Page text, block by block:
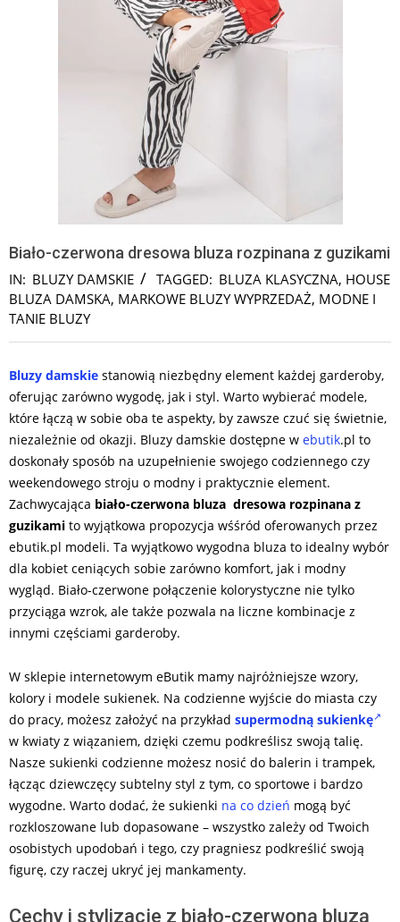
Biało-czerwona dresowa bluza rozpinana z guzikami
IN: BLUZY DAMSKIE TAGGED: BLUZA KLASYCZNA, HOUSE
BLUZA DAMSKA, MARKOWE BLUZY WYPRZEDAŻ, MODNE I
TANIE BLUZY
Bluzy damskie stanowią niezbędny element każdej garderoby,
oferując zarówno wygodę, jak i styl. Warto wybierać modele,
które łączą w sobie oba te aspekty, by zawsze czuć się świetnie,
niezależnie od okazji. Bluzy damskie dostępne w ebutik.pl to
doskonały sposób na uzupełnienie swojego codziennego czy
weekendowego stroju o modny i praktycznie element.
Zachwycająca biało-czerwona bluza dresowa rozpinana z
guzikami to wyjątkowa propozycja wśśród oferowanych przez
ebutik.pl modeli. Ta wyjątkowo wygodna bluza to idealny wybór
dla kobiet ceniących sobie zarówno komfort, jak i modny
wygląd. Biało-czerwone połączenie kolorystyczne nie tylko
przyciąga wzrok, ale także pozwala na liczne kombinacje z
innymi częściami garderoby.
W sklepie internetowym eButik mamy najróżniejsze wzory,
kolory i modele sukienek. Na codzienne wyjście do miasta czy
do pracy, możesz założyć na przykład supermodną sukienkę
w kwiaty z wiązaniem, dzięki czemu podkreślisz swoją talię.
Nasze sukienki codzienne możesz nosić do balerin i trampek,
łącząc dziewczęcy subtelny styl z tym, co sportowe i bardzo
wygodne. Warto dodać, że sukienki na co dzień mogą być
rozkloszowane lub dopasowane – wszystko zależy od Twoich
osobistych upodobań i tego, czy pragniesz podkreślić swoją
figurę, czy raczej ukryć jej mankamenty.
Cechy i stylizacje z biało-czerwoną bluzą